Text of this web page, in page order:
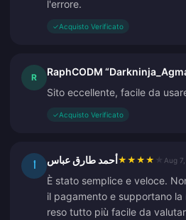
l'errore.
✓Acquisto Verificato
R RaphCODM
Sito eccellente, facile da
✓Acquisto Verificato
أ أحمد طارق عباس★ ★ ★ ★ Aug
È stato semplice e veloce.
il pagamento e supportano la
reso tutto più facile da